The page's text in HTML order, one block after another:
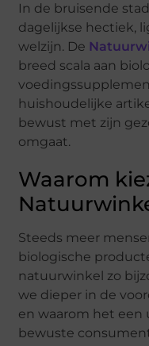
In de bruisende
dagelijkse hectiek,
welzijn. De
breed scala aan
huishoudelijke
bewust met zijn
omgaat.
Waarom
Steeds meer
biologische
natuurwinkel zo
we dieper in de
en waarom het een
bewuste